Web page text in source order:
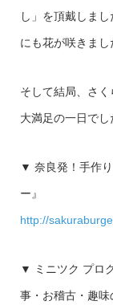
し」を頂戴しま
にも花が咲きまし
そして結局、さ
大満足の一日で
▼ 奈良発！手作
ー』
http://
▼ ミニツク プロ
事・お稽古・趣